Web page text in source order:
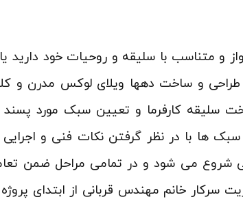
و متناسب با سلیقه و روحیات خود دارید
طراحی و ساخت دهها ویلای لوکس مدرن و
سلیقه کارفرما و تعیین سبک مورد
ها با در نظر گرفتن نکات فنی و
شروع می شود و در تمامی مراحل ضمن
سرکار خانم مهندس قربانی از ابتدای